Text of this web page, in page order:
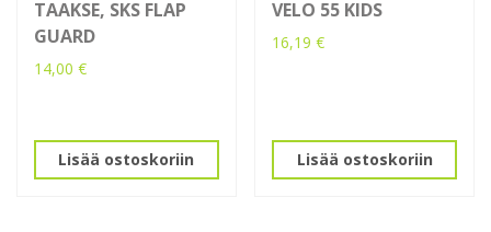
TAAKSE, SKS FLAP
GUARD
14,00 €
Lisää ostoskoriin
VELO 55 KIDS
16,19€
Lisää ostoskoriin